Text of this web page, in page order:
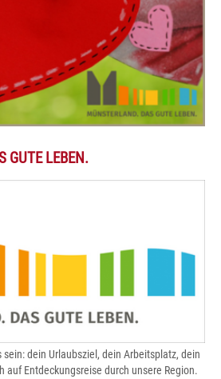
GUTE LEBEN.
dein Urlaubsziel, dein Arbeitsplatz, dein
auf Entdeckungsreise durch unsere Region.